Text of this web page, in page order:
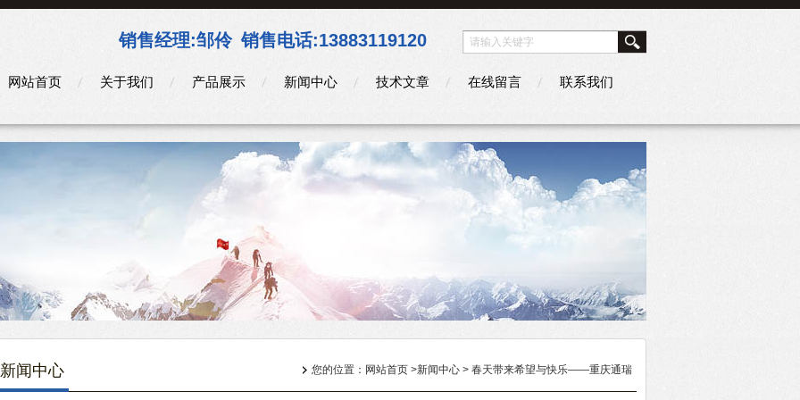
销售经理:邹伶 销售电话:13883119120
网站首页 关于我们 产品展示 新闻中心 技术文章 在线留言 联系我们
新闻中心 您的位置： 网站首页 >新闻中心 > 春天带来希望与快乐——重庆通瑞